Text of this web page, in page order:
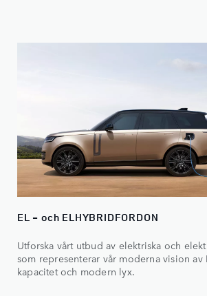
EL - och ELHYBRIDFORDON
Utforska vårt utbud av elektriska och
som representerar vår moderna vision av
kapacitet och modern lyx.